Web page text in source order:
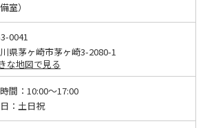
室）
0041
県茅ヶ崎市茅ヶ崎3-2080-1
な地図で見る
間： 10:00～17:00
： 土日祝